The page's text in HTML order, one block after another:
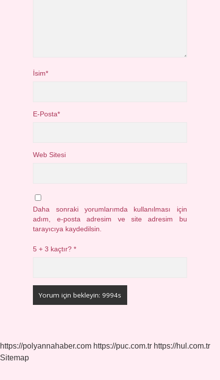
İsim*
E-Posta*
Web Sitesi
Daha sonraki yorumlarımda kullanılması için
adım, e-posta adresim ve site adresim bu
tarayıcıya kaydedilsin.
5 + 3 kaçtır?*
https://polyannahaber.com https://puc.com.tr https://hul.com.tr
Sitemap